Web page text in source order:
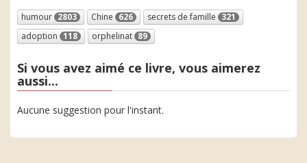
humour 2803 Chine 626 secrets de famille 321
adoption 118 orphelinat 89
Si vous avez aimé ce livre, vous aimerez
aussi...
Aucune suggestion pour l'instant.